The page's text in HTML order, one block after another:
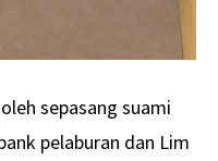
sepasang suami
pelaburan dan Lim